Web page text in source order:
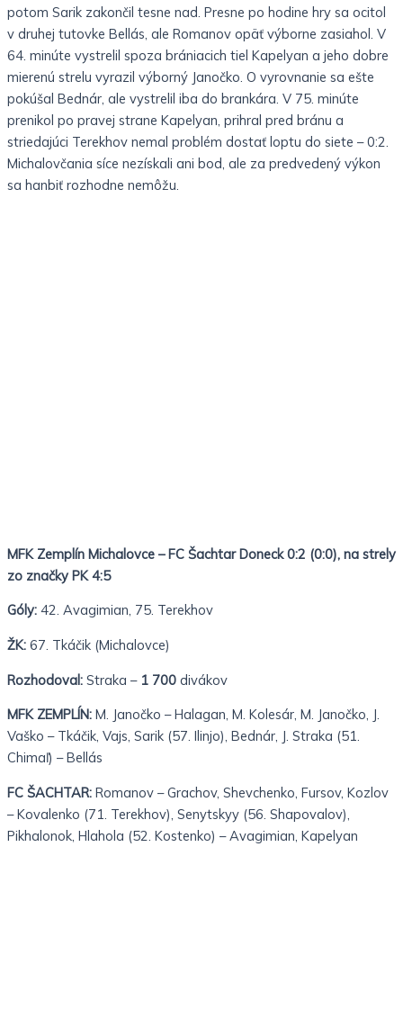
potom Sarik zakončil tesne nad. Presne po hodine hry sa ocitol
v druhej tutovke Bellás, ale Romanov opäť výborne zasiahol. V
64. minúte vystrelil spoza brániacich tiel Kapelyan a jeho dobre
mierenú strelu vyrazil výborný Janočko. O vyrovnanie sa ešte
pokúšal Bednár, ale vystrelil iba do brankára. V 75. minúte
prenikol po pravej strane Kapelyan, prihral pred bránu a
striedajúci Terekhov nemal problém dostať loptu do siete – 0:2.
Michalovčania síce nezískali ani bod, ale za predvedený výkon
sa hanbiť rozhodne nemôžu.
MFK Zemplín Michalovce – FC Šachtar Doneck 0:2 (0:0), na strely
zo značky PK 4:5
Góly: 42. Avagimian, 75. Terekhov
ŽK: 67. Tkáčik (Michalovce)
Rozhodoval: Straka – 1 700 divákov
MFK ZEMPLÍN: M. Janočko – Halagan, M. Kolesár, M. Janočko, J.
Vaško – Tkáčik, Vajs, Sarik (57. Ilinjo), Bednár, J. Straka (51.
Chimaľ) – Bellás
FC ŠACHTAR: Romanov – Grachov, Shevchenko, Fursov, Kozlov
– Kovalenko (71. Terekhov), Senytskyy (56. Shapovalov),
Pikhalonok, Hlahola (52. Kostenko) – Avagimian, Kapelyan